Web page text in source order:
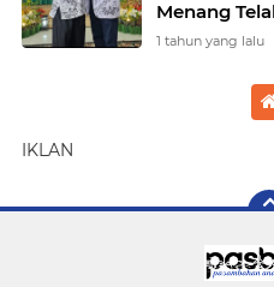
Menang
1 tahun yang lalu
IKLAN